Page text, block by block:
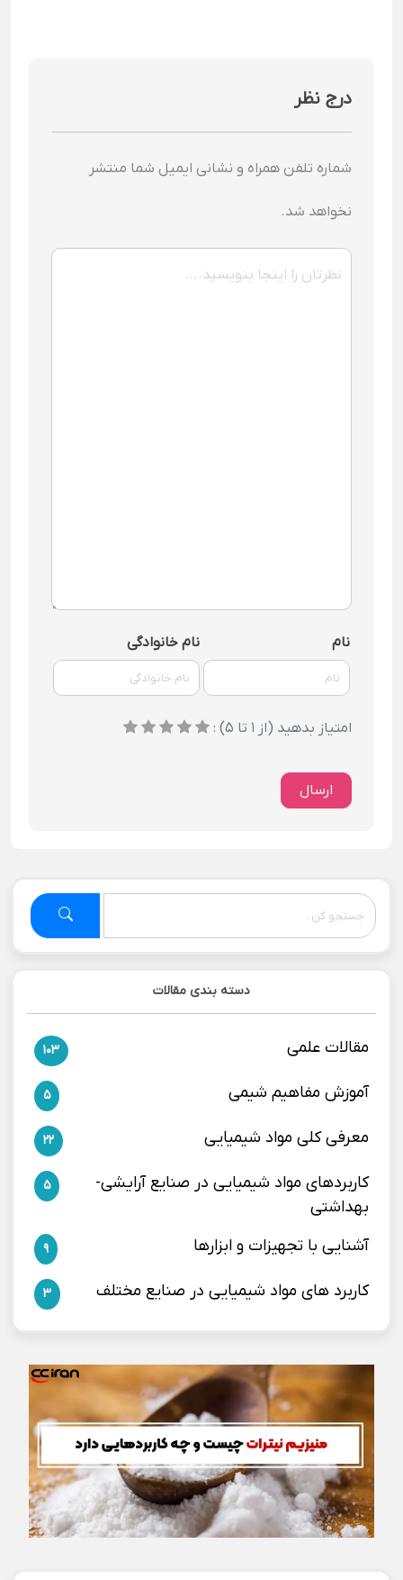
دسته بندی مقالات
مقالات علمی 103
آموزش مفاهیم شیمی 5
معرفی کلی مواد شیمیایی 22
کاربردهای مواد شیمیایی در صنایع آرایشی-
بهداشتی
5
آشنایی با تجهیزات و ابزارها 9
کاربرد های مواد شیمیایی در صنایع مختلف 3
درج نظر
شماره تلفن همراه و نشانی ایمیل شما منتشر
نخواهد شد.
نام نام خانوادگی
امتیاز بدهید (از 1 تا 5) :
ارسال